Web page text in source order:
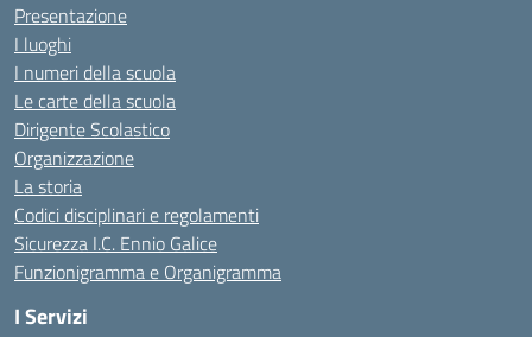
Presentazione
I luoghi
I numeri della scuola
Le carte della scuola
Dirigente Scolastico
Organizzazione
La storia
Codici disciplinari e regolamenti
Sicurezza I.C. Ennio Galice
Funzionigramma e Organigramma
I Servizi